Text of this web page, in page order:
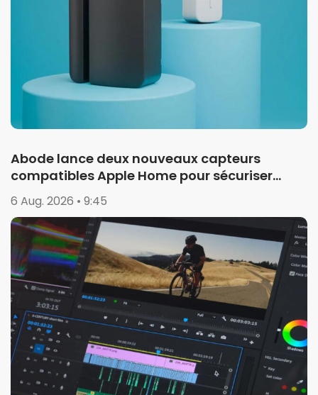
Abode lance deux nouveaux capteurs
compatibles Apple Home pour sécuriser
garages et portails
6 Aug. 2026 • 9:45